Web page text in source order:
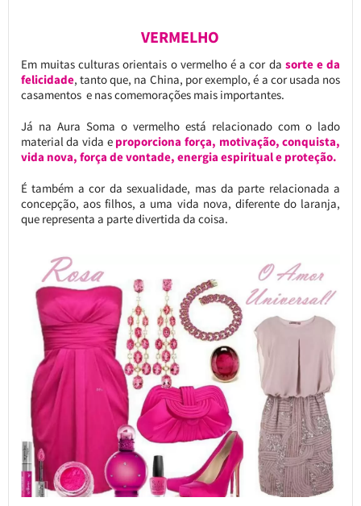
VERMELHO
Em muitas culturas orientais o vermelho é a cor da sorte e da
felicidade, tanto que, na China, por exemplo, é a cor usada nos
casamentos e nas comemorações mais importantes.
Já na Aura Soma o vermelho está relacionado com o lado
material da vida e proporciona força, motivação, conquista,
vida nova, força de vontade, energia espiritual e proteção.
É também a cor da sexualidade, mas da parte relacionada a
concepção, aos filhos, a uma vida nova, diferente do laranja,
que representa a parte divertida da coisa.